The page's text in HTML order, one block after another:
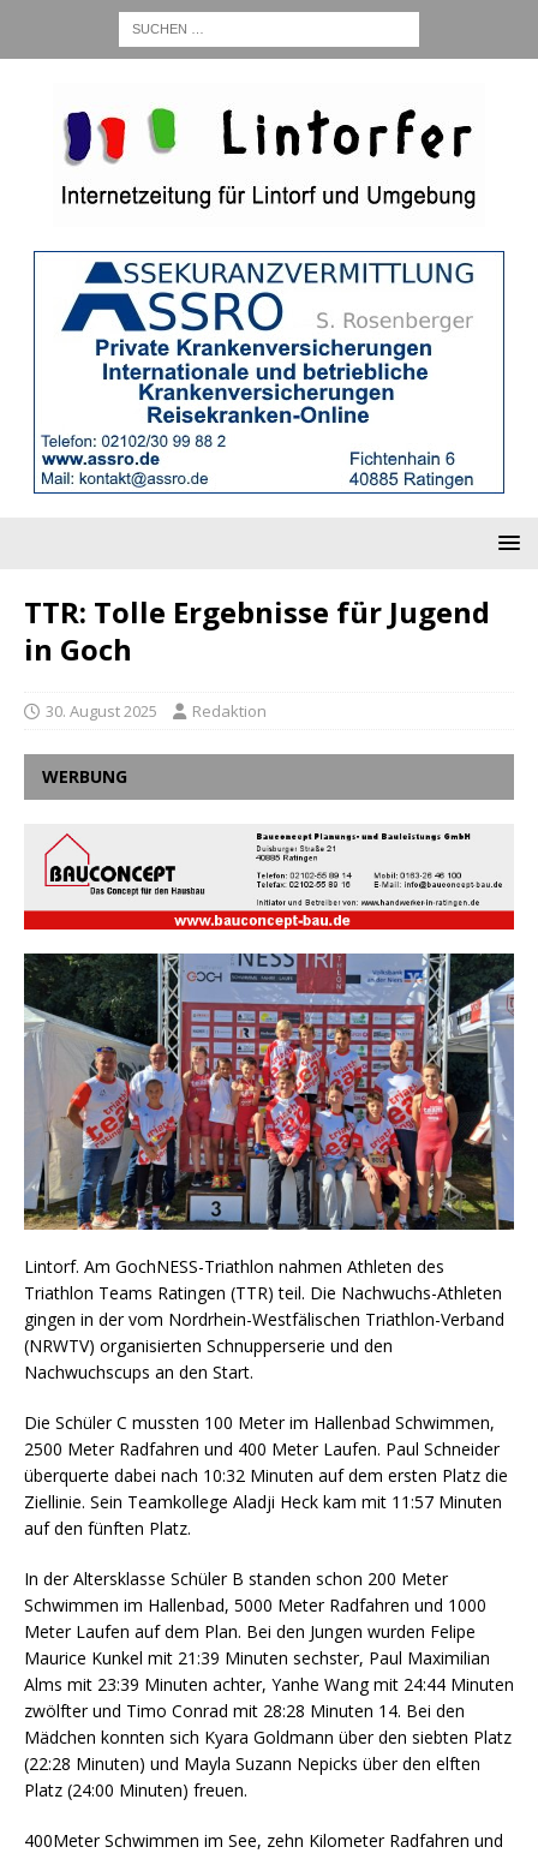
TTR: Tolle Ergebnisse für Jugend
in Goch
30. August 2025 Redaktion
WERBUNG
Lintorf. Am GochNESS-Triathlon nahmen Athleten des
Triathlon Teams Ratingen (TTR) teil. Die Nachwuchs-Athleten
gingen in der vom Nordrhein-Westfälischen Triathlon-Verband
(NRWTV) organisierten Schnupperserie und den
Nachwuchscups an den Start.
Die Schüler C mussten 100 Meter im Hallenbad Schwimmen,
2500 Meter Radfahren und 400 Meter Laufen. Paul Schneider
überquerte dabei nach 10:32 Minuten auf dem ersten Platz die
Ziellinie. Sein Teamkollege Aladji Heck kam mit 11:57 Minuten
auf den fünften Platz.
In der Altersklasse Schüler B standen schon 200 Meter
Schwimmen im Hallenbad, 5000 Meter Radfahren und 1000
Meter Laufen auf dem Plan. Bei den Jungen wurden Felipe
Maurice Kunkel mit 21:39 Minuten sechster, Paul Maximilian
Alms mit 23:39 Minuten achter, Yanhe Wang mit 24:44 Minuten
zwölfter und Timo Conrad mit 28:28 Minuten 14. Bei den
Mädchen konnten sich Kyara Goldmann über den siebten Platz
(22:28 Minuten) und Mayla Suzann Nepicks über den elften
Platz (24:00 Minuten) freuen.
400Meter Schwimmen im See, zehn Kilometer Radfahren und